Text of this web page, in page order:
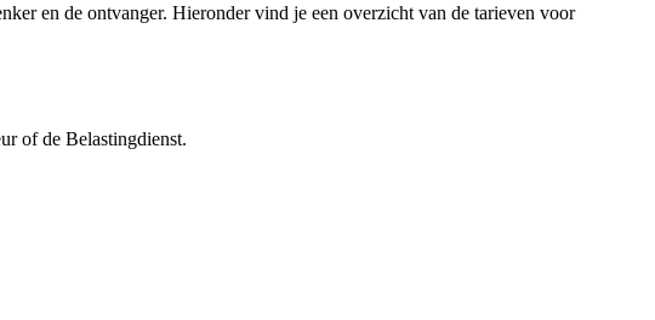
en de ontvanger. Hieronder vind je een overzicht van de tarieven voor
of de Belastingdienst.